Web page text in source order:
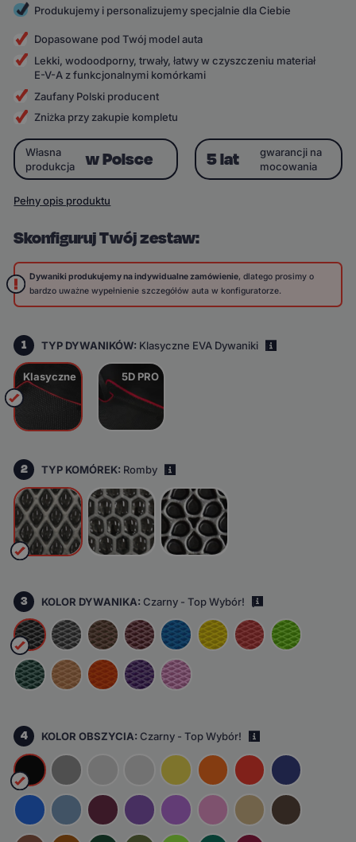
Produkujemy i personalizujemy specjalnie dla Ciebie
Dopasowane pod Twój model auta
Lekki, wodoodporny, trwały, łatwy w czyszczeniu materiał
E-V-A z funkcjonalnymi komórkami
Zaufany Polski producent
Zniżka przy zakupie kompletu
Skonfiguruj Twój zestaw:
Dywaniki produkujemy na indywidualne zamówienie, dlatego prosimy o
bardzo uważne wypełnienie szczegółów auta w konfiguratorze.
1 TYP DYWANIKÓW: Klasyczne EVA Dywaniki
Klasyczne 5D PRO
2 TYP KOMÓREK: Romby
3 KOLOR DYWANIKA:Czarny - Top Wybór! i
4 KOLOR OBSZYCIA:Czarny - Top Wybór!
Własna
produkcja
w Polsce 5 lat
gwarancji na
mocowania
Pełny opis produktu